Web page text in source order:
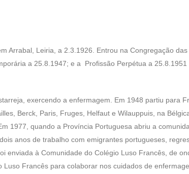
Arrabal, Leiria, a 2.3.1926. Entrou na Congregação
a 25.8.1947; e a Profissão Perpétua a
exercendo a enfermagem. Em 1948 partiu para
Berck, Paris, Fruges, Helfaut e Wilauppuis, na
1977, quando a Província Portuguesa abriu a
anos de trabalho com emigrantes portugueses,
enviada à Comunidade do Colégio Luso Francês, de
Francês para colaborar nos cuidados de